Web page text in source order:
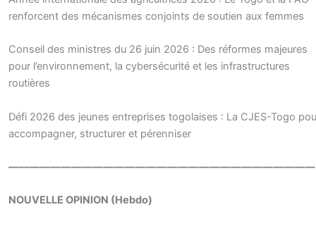
renforcent des mécanismes conjoints de soutien aux femmes
Conseil des ministres du 26 juin 2026 : Des réformes majeures
pour l’environnement, la cybersécurité et les infrastructures
routières
Défi 2026 des jeunes entreprises togolaises : La CJES-Togo
accompagner, structurer et pérenniser
NOUVELLE OPINION (Hebdo)